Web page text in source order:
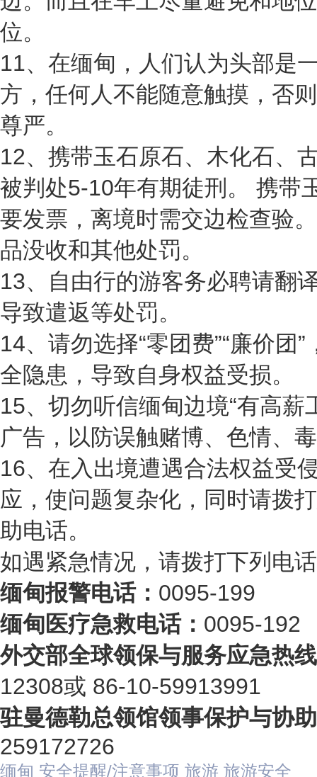
位。
11、在缅甸，人们认为头部是
方，任何人不能随意触摸，否
尊严。
12、携带玉石原石、木化石、
被判处5-10年有期徒刑。 携带
要发票，离境时需交边检查验
品没收和其他处罚。
13、自由行的游客务必聘请翻
导致遣返等处罚。
14、请勿选择“零团费”“廉价团
全隐患，导致自身权益受损。
15、切勿听信缅甸边境“有高薪
广告，以防误触赌博、色情、
16、在入出境遭遇合法权益受
应，使问题复杂化，同时请拨
助电话。
如遇紧急情况，请拨打下列电
缅甸报警电话： 0095-199
缅甸医疗急救电话： 0095-192
外交部全球领保与服务应急热
12308或 86-10-59913991
驻曼德勒总领馆领事保护与协
259172726
缅甸 安全提醒/注意事项 旅游 旅游安全